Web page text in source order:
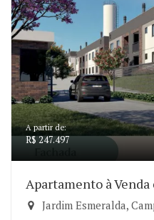
A partir de:
R$ 247.497
Apartamento à
Jardim Esmeralda,